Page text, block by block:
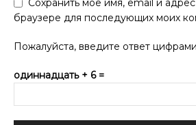
Сохранить моё имя, email и адрес
браузере для последующих моих
Пожалуйста, введите ответ
одиннадцать + 6 =